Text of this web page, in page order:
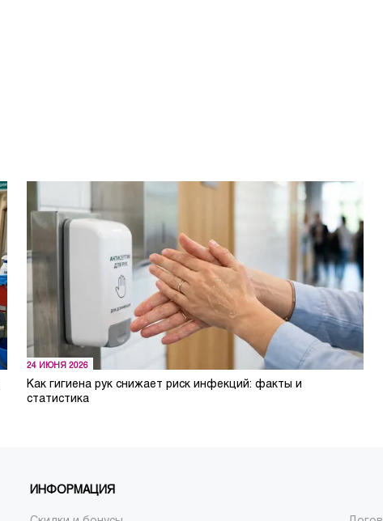
24 ИЮНЯ 2026
Как гигиена рук снижает риск инфекций: факты и
статистика
ИНФОРМАЦИЯ